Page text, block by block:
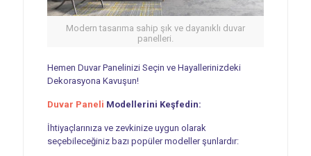
Modern tasarıma sahip şık ve dayanıklı duvar
panelleri.
Hemen Duvar Panelinizi Seçin ve Hayallerinizdeki
Dekorasyona Kavuşun!
Duvar Paneli Modellerini Keşfedin:
İhtiyaçlarınıza ve zevkinize uygun olarak
seçebileceğiniz bazı popüler modeller şunlardır: